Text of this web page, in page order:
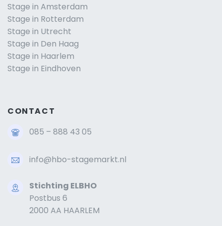
Stage in Amsterdam
Stage in Rotterdam
Stage in Utrecht
Stage in Den Haag
Stage in Haarlem
Stage in Eindhoven
CONTACT
085 – 888 43 05
info@hbo-stagemarkt.nl
Stichting ELBHO
Postbus 6
2000 AA HAARLEM